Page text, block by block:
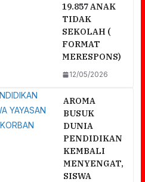
19.857 ANAK
TIDAK
SEKOLAH (
FORMAT
MERESPONS)
12/05/2026
AROMA
BUSUK
DUNIA
PENDIDIKAN
KEMBALI
MENYENGAT,
SISWA